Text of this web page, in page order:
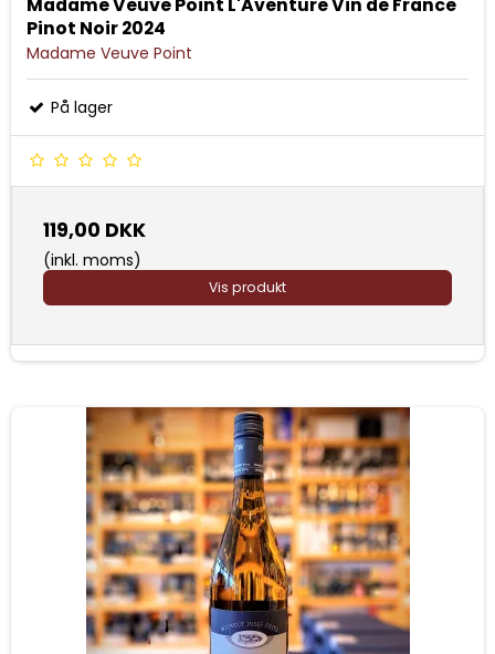
Pinot Noir 2024
Madame Veuve Point
På lager
119,00 DKK
(inkl. moms)
Vis produkt